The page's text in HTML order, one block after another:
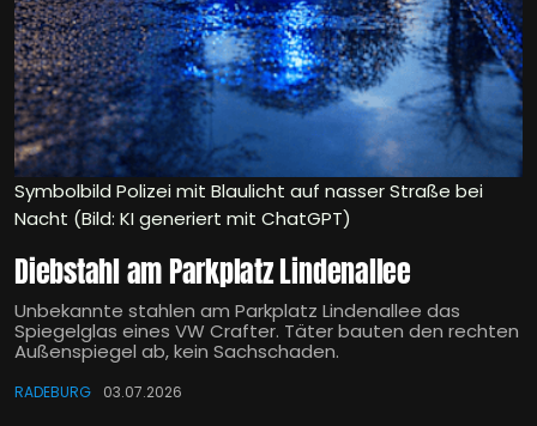
Symbolbild Polizei mit Blaulicht auf nasser Straße bei
Nacht (Bild: KI generiert mit ChatGPT)
Diebstahl am Parkplatz Lindenallee
Unbekannte stahlen am Parkplatz Lindenallee das
Spiegelglas eines VW Crafter. Täter bauten den rechten
Außenspiegel ab, kein Sachschaden.
RADEBURG 03.07.2026